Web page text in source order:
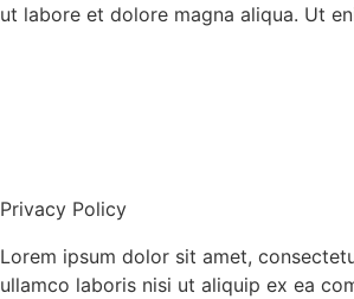
ut labore et dolore magna aliqua. Ut
Privacy Policy
Lorem ipsum dolor sit amet,
ullamco laboris nisi ut aliquip ex ea